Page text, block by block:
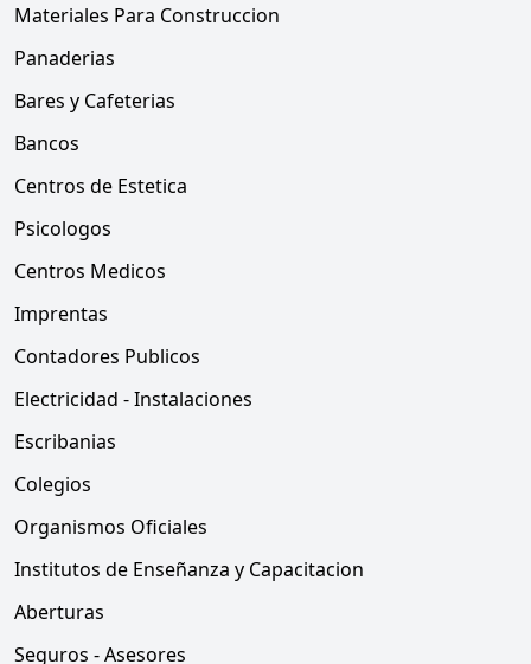
Materiales Para Construccion
Panaderias
Bares y Cafeterias
Bancos
Centros de Estetica
Psicologos
Centros Medicos
Imprentas
Contadores Publicos
Electricidad - Instalaciones
Escribanias
Colegios
Organismos Oficiales
Institutos de Enseñanza y Capacitacion
Aberturas
Seguros - Asesores